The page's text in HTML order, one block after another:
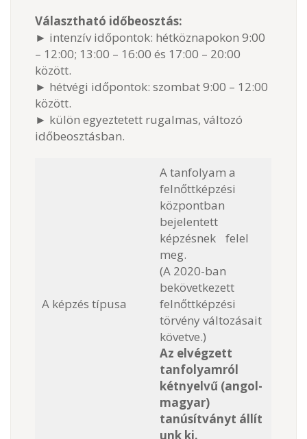
Választható időbeosztás:
► intenzív időpontok: hétköznapokon 9:00
– 12:00; 13:00 – 16:00 és 17:00 – 20:00
között.
► hétvégi időpontok: szombat 9:00 – 12:00
között.
► külön egyeztetett rugalmas, változó
időbeosztásban.
A képzés típusa
A tanfolyam a
felnőttképzési
központban
bejelentett
képzésnek felel
meg.
(A 2020-ban
bekövetkezett
felnőttképzési
törvény változásait
követve.)
Az elvégzett
tanfolyamról
kétnyelvű (angol-
magyar)
tanúsítványt állít
unk ki.